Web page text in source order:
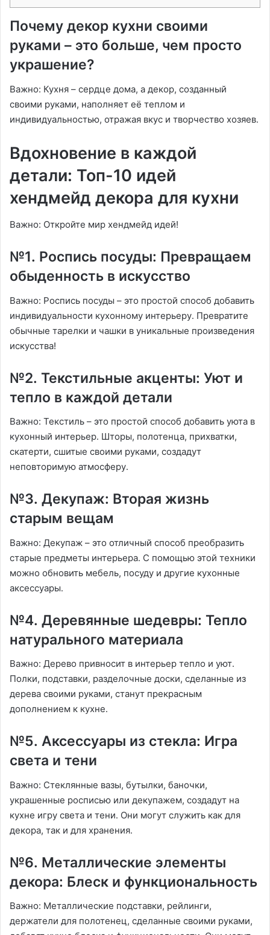
Почему декор кухни своими
руками – это больше, чем просто
украшение?
Важно: Кухня – сердце дома, а декор, созданный
своими руками, наполняет её теплом и
индивидуальностью, отражая вкус и творчество хозяев․
Вдохновение в каждой
детали: Топ-10 идей
хендмейд декора для кухни
Важно: Откройте мир хендмейд идей!
№1․ Роспись посуды: Превращаем
обыденность в искусство
Важно: Роспись посуды – это простой способ добавить
индивидуальности кухонному интерьеру․ Превратите
обычные тарелки и чашки в уникальные произведения
искусства!
№2․ Текстильные акценты: Уют и
тепло в каждой детали
Важно: Текстиль – это простой способ добавить уюта в
кухонный интерьер․ Шторы, полотенца, прихватки,
скатерти, сшитые своими руками, создадут
неповторимую атмосферу․
№3․ Декупаж: Вторая жизнь
старым вещам
Важно: Декупаж – это отличный способ преобразить
старые предметы интерьера․ С помощью этой техники
можно обновить мебель, посуду и другие кухонные
аксессуары․
№4․ Деревянные шедевры: Тепло
натурального материала
Важно: Дерево привносит в интерьер тепло и уют․
Полки, подставки, разделочные доски, сделанные из
дерева своими руками, станут прекрасным
дополнением к кухне․
№5․ Аксессуары из стекла: Игра
света и тени
Важно: Стеклянные вазы, бутылки, баночки,
украшенные росписью или декупажем, создадут на
кухне игру света и тени․ Они могут служить как для
декора, так и для хранения․
№6․ Металлические элементы
декора: Блеск и функциональность
Важно: Металлические подставки, рейлинги,
держатели для полотенец, сделанные своими руками,